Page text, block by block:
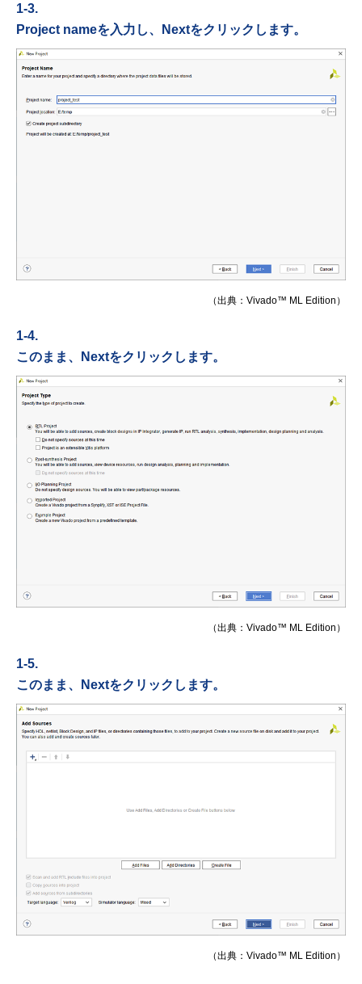
1-3.
Project nameを入力し、Nextをクリックします。
（出典：Vivado™ ML Edition）
1-4.
このまま、Nextをクリックします。
（出典：Vivado™ ML Edition）
1-5.
このまま、Nextをクリックします。
（出典：Vivado™ ML Edition）